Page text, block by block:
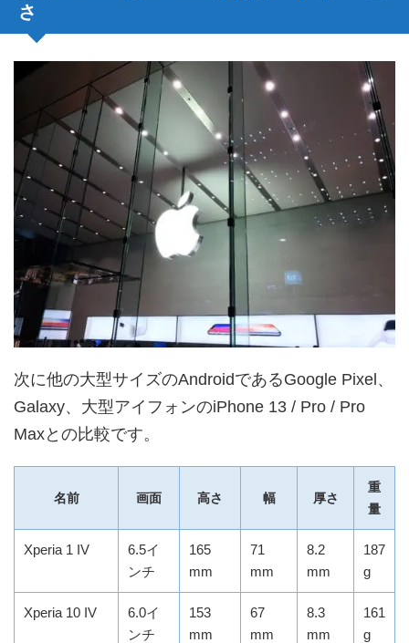
さ
次に他の大型サイズのAndroidであるGoogle Pixel、
Galaxy、大型アイフォンのiPhone 13 / Pro / Pro
Maxとの比較です。
名前 画面 高さ 幅 厚さ
重
量
Xperia 1 IV
6.5イ
ンチ
165
mm
71
mm
8.2
mm
187
g
Xperia 10 IV
6.0イ
ンチ
153
mm
67
mm
8.3
mm
161
g